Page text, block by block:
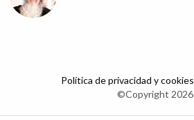
Política de privacidad y cookies
©Copyright 2026